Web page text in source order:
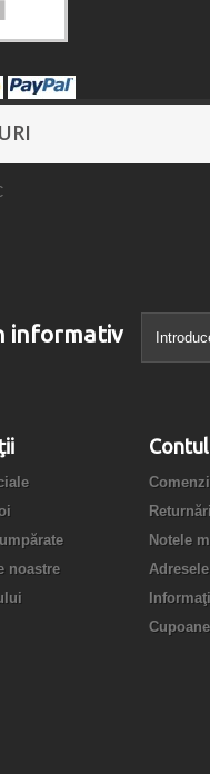
informativ
noastre
Notele